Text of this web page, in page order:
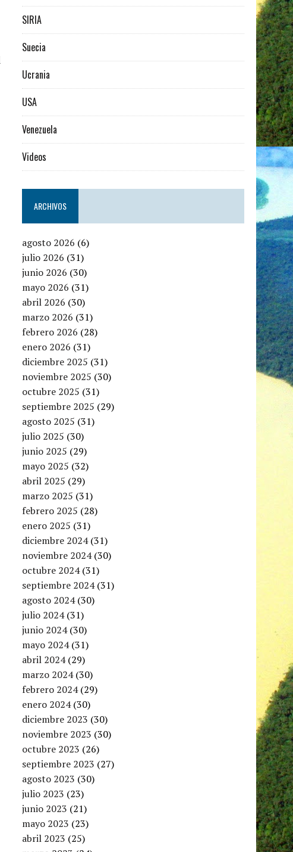
SIRIA
Suecia
Ucrania
USA
Venezuela
Videos
ARCHIVOS
agosto 2026 (6)
julio 2026 (31)
junio 2026 (30)
mayo 2026 (31)
abril 2026 (30)
marzo 2026 (31)
febrero 2026 (28)
enero 2026 (31)
diciembre 2025 (31)
noviembre 2025 (30)
octubre 2025 (31)
septiembre 2025 (29)
agosto 2025 (31)
julio 2025 (30)
junio 2025 (29)
mayo 2025 (32)
abril 2025 (29)
marzo 2025 (31)
febrero 2025 (28)
enero 2025 (31)
diciembre 2024(31)
noviembre 2024(30)
octubre 2024(31)
septiembre 2024(31)
agosto 2024(30)
julio 2024(31)
junio 2024(30)
mayo 2024(31)
abril 2024(29)
marzo 2024(30)
febrero 2024(29)
enero 2024(30)
diciembre 2023 (30)
noviembre 2023 (30)
octubre 2023 (26)
septiembre 2023 (27)
agosto 2023 (30)
julio 2023 (23)
junio 2023 (21)
mayo 2023 (23)
abril 2023 (25)